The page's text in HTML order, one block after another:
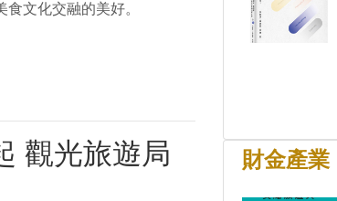
文化交融的美好。
觀光旅遊局
財金產業